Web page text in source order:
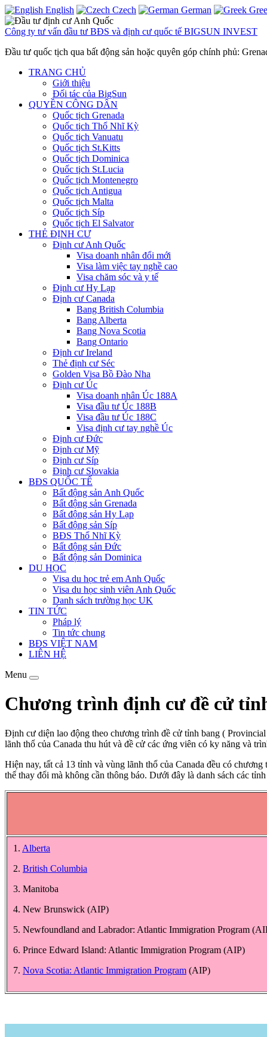
English Czech German
Công ty tư vấn đầu tư BĐS và định cư quốc tế BIGSUN INVEST
Đầu tư quốc tịch qua bất động sản hoặc quyên góp chính phủ:
TRANG CHỦ
Giới thiệu
Đối tác của BigSun
QUYỀN CÔNG DÂN
Quốc tịch Grenada
Quốc tịch Thổ Nhĩ Kỳ
Quốc tịch Vanuatu
Quốc tịch St.Kitts
Quốc tịch Dominica
Quốc tịch St.Lucia
Quốc tịch Montenegro
Quốc tịch Antigua
Quốc tịch Malta
Quốc tịch Síp
Quốc tịch El Salvator
THẺ ĐỊNH CƯ
Định cư Anh Quốc
Visa doanh nhân đổi mới
Visa làm việc tay nghề cao
Visa chăm sóc và y tế
Định cư Hy Lạp
Định cư Canada
Bang British Columbia
Bang Alberta
Bang Nova Scotia
Bang Ontario
Định cư Ireland
Thẻ định cư Séc
Golden Visa Bồ Đào Nha
Định cư Úc
Visa doanh nhân Úc 188A
Visa đầu tư Úc 188B
Visa đầu tư Úc 188C
Visa định cư tay nghề Úc
Định cư Đức
Định cư Mỹ
Định cư Síp
Định cư Slovakia
BĐS QUỐC TẾ
Bất động sản Anh Quốc
Bất động sản Grenada
Bất động sản Hy Lạp
Bất động sản Síp
BĐS Thổ Nhĩ Kỳ
Bất động sản Đức
Bất động sản Dominica
DU HỌC
Visa du học trẻ em Anh Quốc
Visa du học sinh viên Anh Quốc
Danh sách trường học UK
TIN TỨC
Pháp lý
Tin tức chung
BĐS VIỆT NAM
LIÊN HỆ
Menu
Chương trình định cư đề cử
Định cư diện lao động theo chương trình đề cử tỉnh bang (
lãnh thổ của Canada thu hút và đề cử các ứng viên có ky năng và
Hiện nay, tất cả 13 tỉnh và vùng lãnh thổ của Canada đều có
thể thay đổi mà không cần thông báo. Dưới đây là danh sách các
1. Alberta
2. British Columbia
3. Manitoba
4. New Brunswick (AIP)
5. Newfoundland and Labrador: Atlantic Immigration Program
6. Prince Edward Island: Atlantic Immigration Program (AIP)
7. Nova Scotia: Atlantic Immigration Program (AIP)